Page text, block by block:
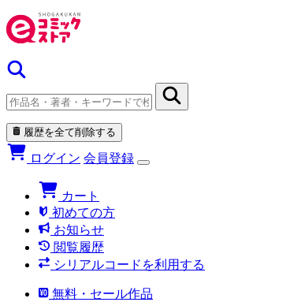
履歴を全て削除する
ログイン 会員登録
カート
初めての方
お知らせ
閲覧履歴
シリアルコードを利用する
無料・セール作品